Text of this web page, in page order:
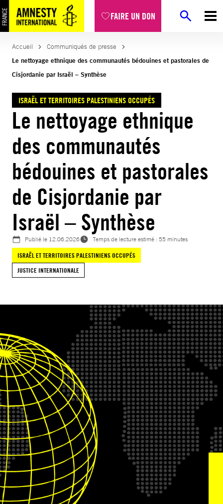
FAIRE UN DON
Aller
au
contenu
Accueil
Communiqués de presse
Le nettoyage ethnique des communautés bédouines et pastorales de
Cisjordanie par Israël – Synthèse
ISRAËL ET TERRITOIRES PALESTINIENS OCCUPÉS
Le nettoyage ethnique
des communautés
bédouines et pastorales
de Cisjordanie par
Israël – Synthèse
Publié le 12.06.2026
Temps de lecture estimé : 55 minutes
ISRAËL ET TERRITOIRES PALESTINIENS OCCUPÉS
JUSTICE INTERNATIONALE